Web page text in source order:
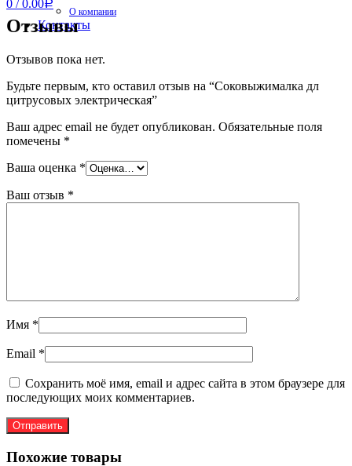
0 / 0.00Р
О компании
Контакты
Отзывы
Отзывов пока нет.
Будьте первым, кто оставил отзыв на “Соковыжималка дл
цитрусовых электрическая”
Ваш адрес email не будет опубликован. Обязательные поля
помечены *
Ваша оценка *
Ваш отзыв *
Имя *
Email *
Сохранить моё имя, email и адрес сайта в этом браузере для
последующих моих комментариев.
Похожие товары